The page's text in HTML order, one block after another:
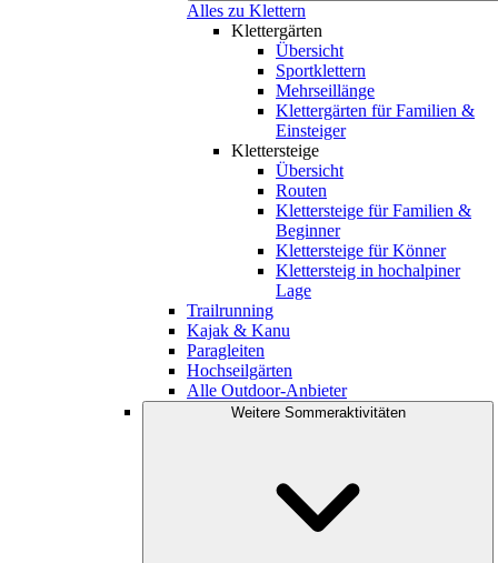
Alles zu Klettern
Klettergärten
Übersicht
Sportklettern
Mehrseillänge
Klettergärten für Familien &
Einsteiger
Klettersteige
Übersicht
Routen
Klettersteige für Familien &
Beginner
Klettersteige für Könner
Klettersteig in hochalpiner
Lage
Trailrunning
Kajak & Kanu
Paragleiten
Hochseilgärten
Alle Outdoor-Anbieter
Weitere Sommeraktivitäten